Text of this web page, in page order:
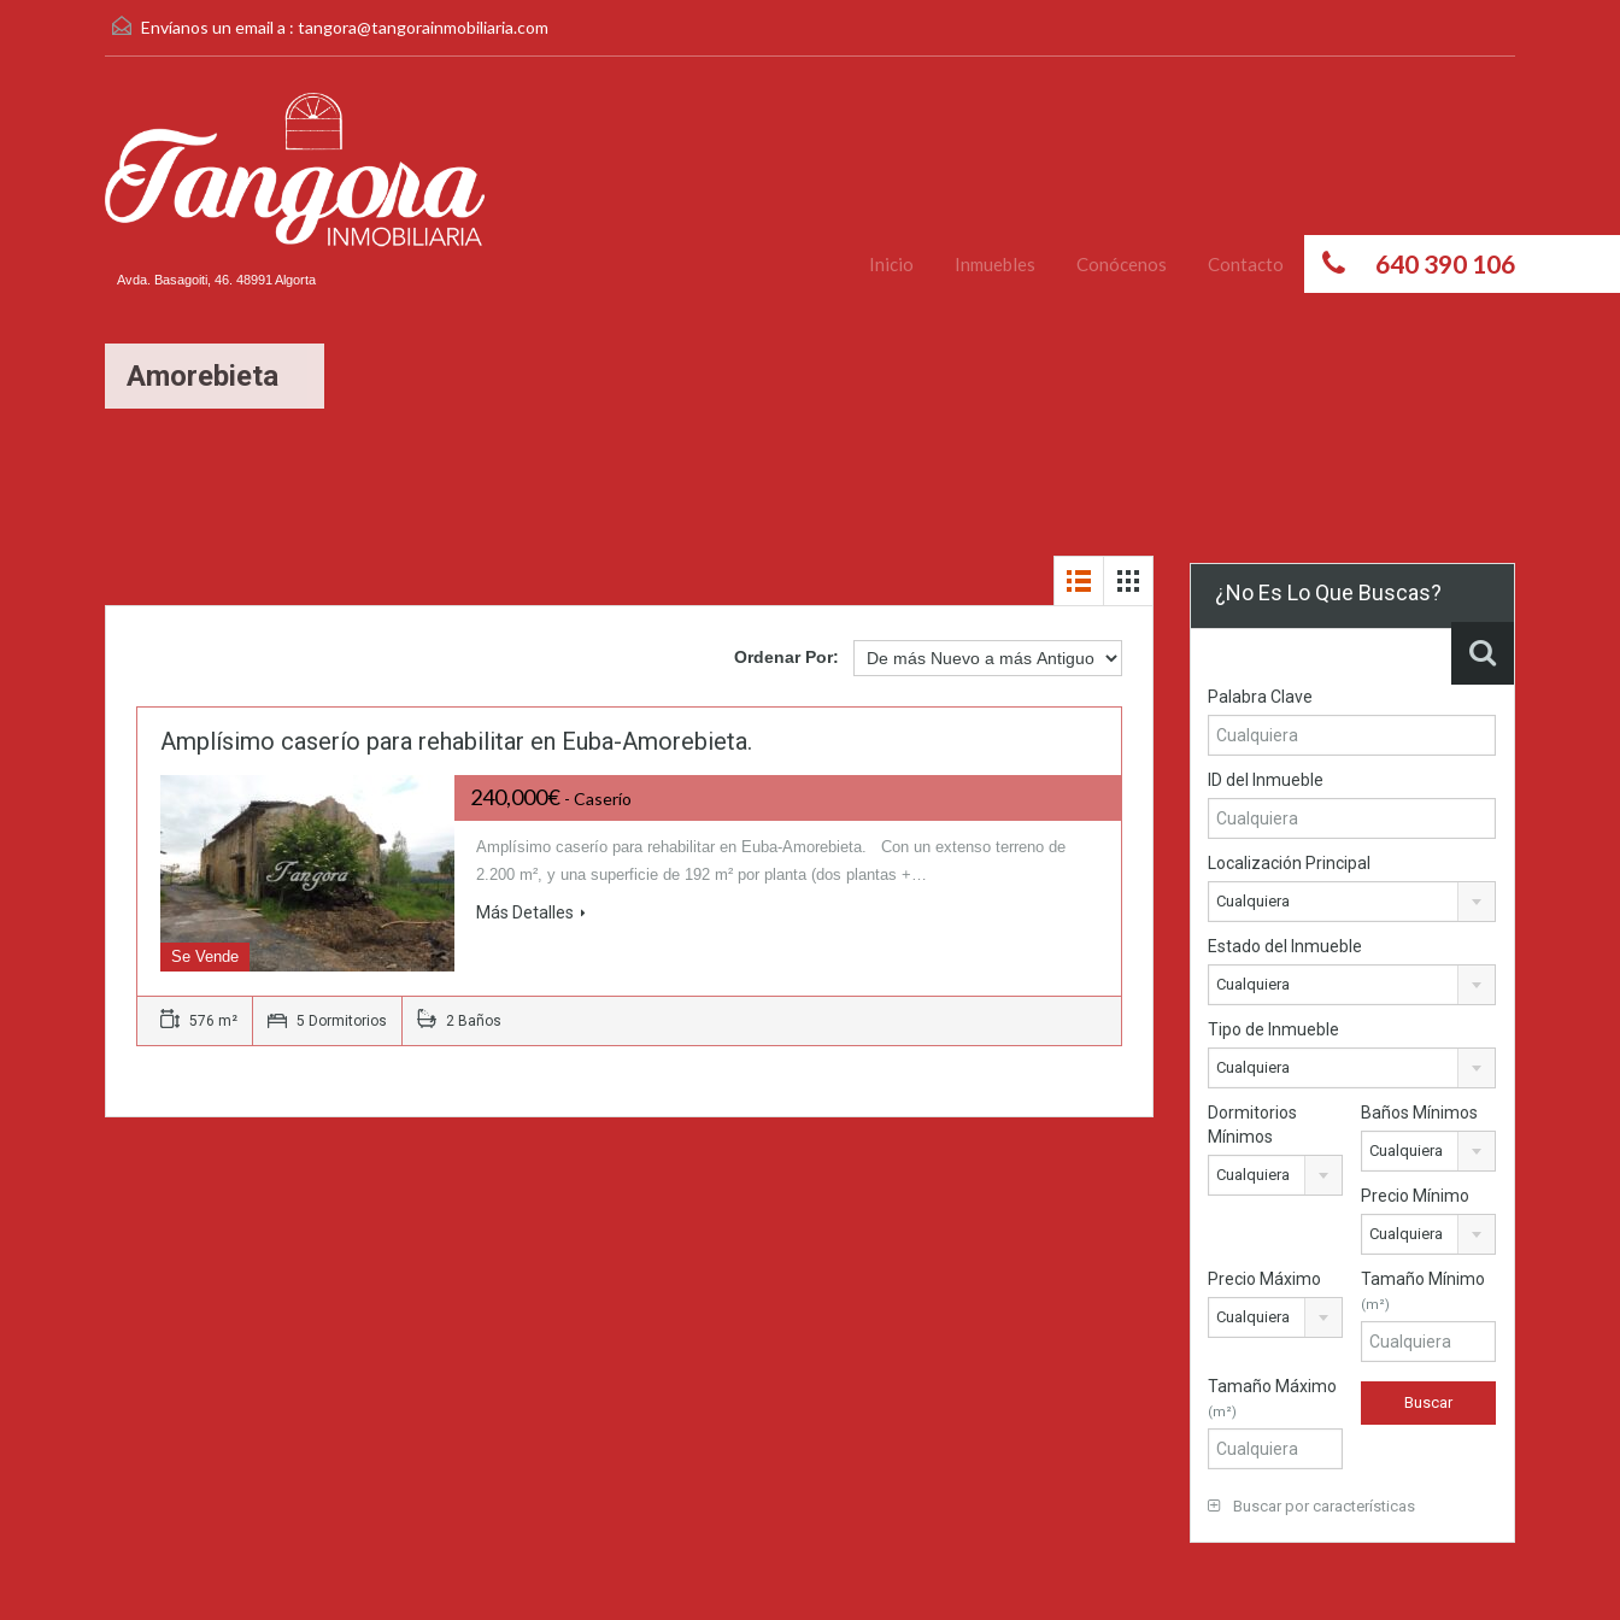
Envíanos un email a : tangora@tangorainmobiliaria.com
Avda. Basagoiti, 46. 48991 Algorta
640 390 106
Inicio Inmuebles Conócenos Contacto
Amorebieta
Ordenar Por:
Amplísimo caserío para rehabilitar en Euba-Amorebieta.
Se Vende
240,000€ - Caserío
Amplísimo caserío para rehabilitar en Euba-Amorebieta. Con un extenso terreno de
2.200 m², y una superficie de 192 m² por planta (dos plantas +…
Más Detalles
576 m² 5 Dormitorios 2 Baños
¿No Es Lo Que Buscas?
Palabra Clave
ID del Inmueble
Localización Principal
Cualquiera
Estado del Inmueble
Cualquiera
Tipo de Inmueble
Cualquiera
Dormitorios
Mínimos
Cualquiera
Baños Mínimos
Cualquiera
Precio Mínimo
Cualquiera
Precio Máximo
Cualquiera
Tamaño Mínimo
(m²)
Tamaño Máximo
(m²)
Buscar por características